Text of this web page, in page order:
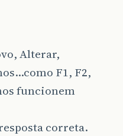
Alterar,
F1, F2,
funcionem
correta.